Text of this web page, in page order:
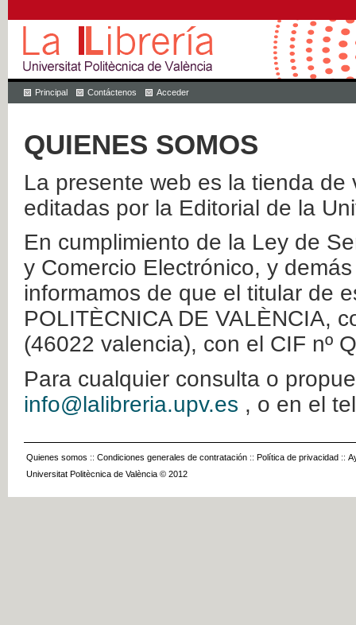
Principal Contáctenos Acceder
QUIENES SOMOS
La presente web es la tienda
editadas por la Editorial de la
En cumplimiento de la Ley de
y Comercio Electrónico, y
informamos de que el titular de
POLITÈCNICA DE VALÈNCIA,
(46022 valencia), con el CIF nº
Para cualquier consulta o
info@lalibreria.upv.es , o en el
Quienes somos :: Condiciones generales de contratación :: Política de privacidad ::
Universitat Politècnica de València © 2012